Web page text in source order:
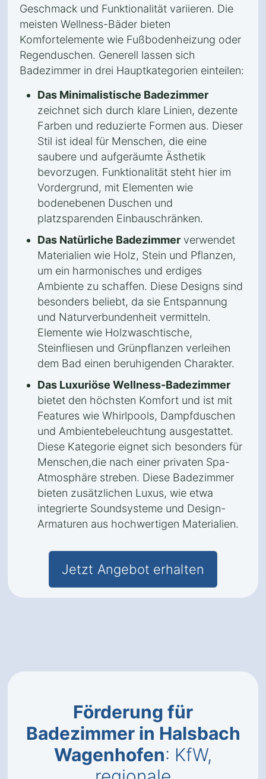
Geschmack und Funktionalität variieren. Die
meisten Wellness-Bäder bieten
Komfortelemente wie Fußbodenheizung oder
Regenduschen. Generell lassen sich
Badezimmer in drei Hauptkategorien einteilen:
Das Minimalistische Badezimmer
zeichnet sich durch klare Linien, dezente
Farben und reduzierte Formen aus. Dieser
Stil ist ideal für Menschen, die eine
saubere und aufgeräumte Ästhetik
bevorzugen. Funktionalität steht hier im
Vordergrund, mit Elementen wie
bodenebenen Duschen und
platzsparenden Einbauschränken.
Das Natürliche Badezimmer verwendet
Materialien wie Holz, Stein und Pflanzen,
um ein harmonisches und erdiges
Ambiente zu schaffen. Diese Designs sind
besonders beliebt, da sie Entspannung
und Naturverbundenheit vermitteln.
Elemente wie Holzwaschtische,
Steinfliesen und Grünpflanzen verleihen
dem Bad einen beruhigenden Charakter.
Das Luxuriöse Wellness-Badezimmer
bietet den höchsten Komfort und ist mit
Features wie Whirlpools, Dampfduschen
und Ambientebeleuchtung ausgestattet.
Diese Kategorie eignet sich besonders für
Menschen,die nach einer privaten Spa-
Atmosphäre streben. Diese Badezimmer
bieten zusätzlichen Luxus, wie etwa
integrierte Soundsysteme und Design-
Armaturen aus hochwertigen Materialien.
Jetzt Angebot erhalten
Förderung für
Badezimmer in Halsbach
Wagenhofen: KfW,